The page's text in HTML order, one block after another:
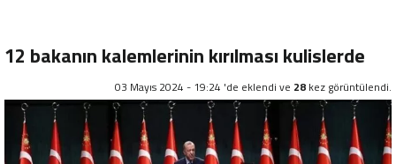
12 bakanın kalemlerinin kırılması kulislerde
03 Mayıs 2024 - 19:24 'de eklendi ve 28 kez görüntülendi.